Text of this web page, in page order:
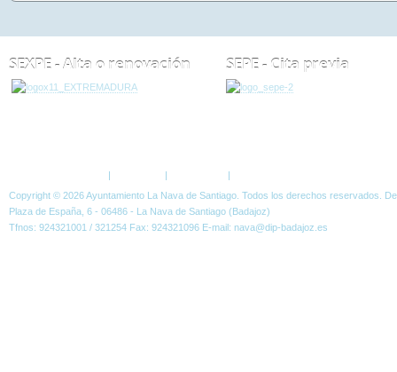
SEXPE - Alta o renovación SEPE - Cita previa
| | |
Copyright © 2026 Ayuntamiento La Nava de Santiago. Todos los derechos reservados.
Plaza de España, 6 - 06486 - La Nava de Santiago (Badajoz)
Tfnos: 924321001 / 321254 Fax: 924321096 E-mail: nava@dip-badajoz.es